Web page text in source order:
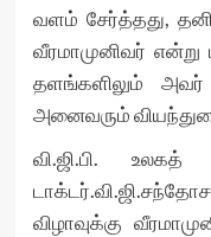
வளம் சேர்த்தது,
வீரமாமுனிவர்
தளங்களிலும்
அனைவரும்
வி.ஜி.பி.
விழாவுக்கு